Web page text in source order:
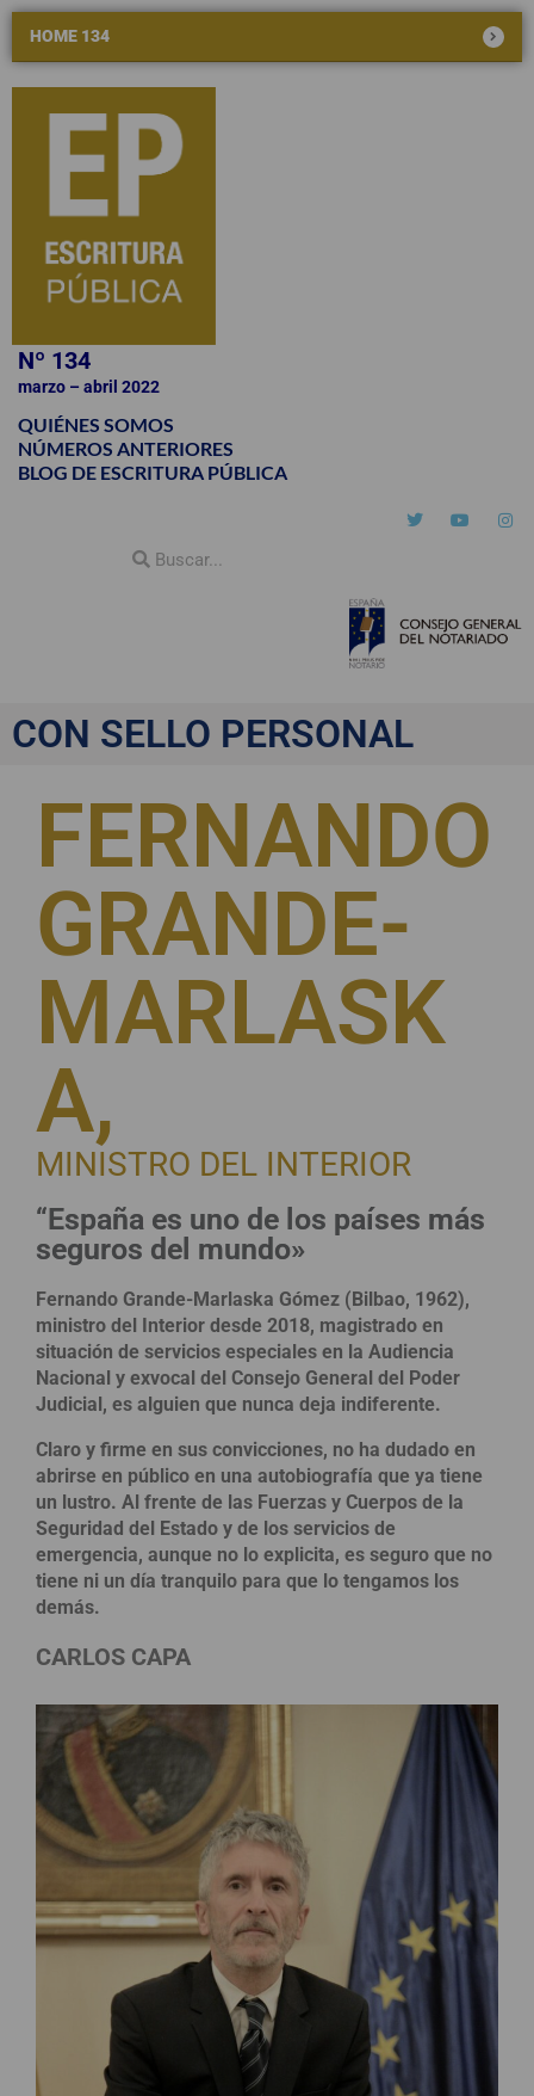
HOME 134
Nº 134
marzo – abril 2022
QUIÉNES SOMOS
NÚMEROS ANTERIORES
BLOG DE ESCRITURA PÚBLICA
CON SELLO PERSONAL
FERNANDO
GRANDE-
MARLASK
A,
MINISTRO DEL INTERIOR
“España es uno de los países más
seguros del mundo»
Fernando Grande-Marlaska Gómez (Bilbao, 1962),
ministro del Interior desde 2018, magistrado en
situación de servicios especiales en la Audiencia
Nacional y exvocal del Consejo General del Poder
Judicial, es alguien que nunca deja indiferente.
Claro y firme en sus convicciones, no ha dudado en
abrirse en público en una autobiografía que ya tiene
un lustro. Al frente de las Fuerzas y Cuerpos de la
Seguridad del Estado y de los servicios de
emergencia, aunque no lo explicita, es seguro que no
tiene ni un día tranquilo para que lo tengamos los
demás.
CARLOS CAPA